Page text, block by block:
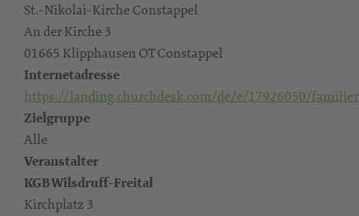
St.-Nikolai-Kirche Constappel
An der Kirche 3
01665 Klipphausen OT Constappel
Internetadresse
https://landing.churchdesk.com/de/e/17926050/
Zielgruppe
Alle
Veranstalter
KGB Wilsdruff-Freital
Kirchplatz 3